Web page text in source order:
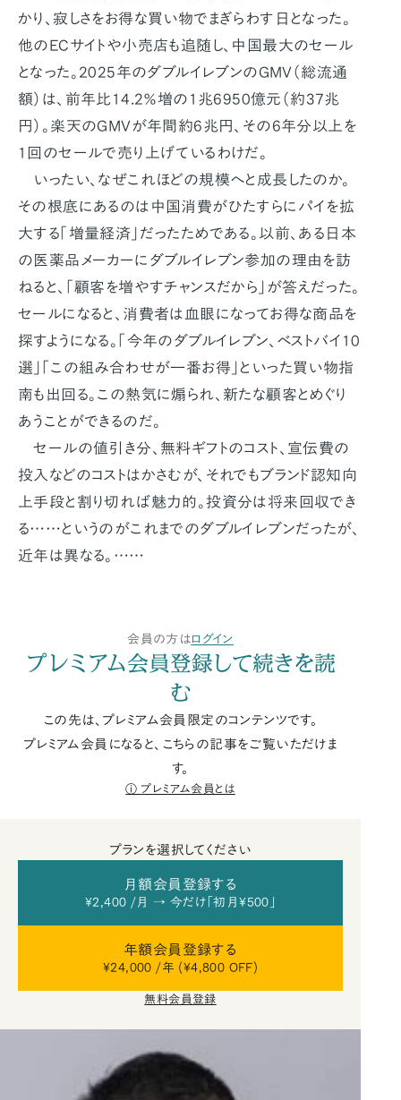
かり、寂しさをお得な買い物でまぎらわす日となった。
他のECサイトや小売店も追随し、中国最大のセール
となった。2025年のダブルイレブンのGMV（総流通
額）は、前年比14.2％増の1兆6950億元（約37兆
円）。楽天のGMVが年間約6兆円、その6年分以上を
1回のセールで売り上げているわけだ。
いったい、なぜこれほどの規模へと成長したのか。
その根底にあるのは中国消費がひたすらにパイを拡
大する「増量経済」だったためである。以前、ある日本
の医薬品メーカーにダブルイレブン参加の理由を訪
ねると、「顧客を増やすチャンスだから」が答えだった。
セールになると、消費者は血眼になってお得な商品を
探すようになる。「今年のダブルイレブン、ベストバイ10
選」「この組み合わせが一番お得」といった買い物指
南も出回る。この熱気に煽られ、新たな顧客とめぐり
あうことができるのだ。
セールの値引き分、無料ギフトのコスト、宣伝費の
投入などのコストはかさむが、それでもブランド認知向
上手段と割り切れば魅力的。投資分は将来回収でき
る……というのがこれまでのダブルイレブンだったが、
近年は異なる。……
会員の方はログイン
プレミアム会員登録して続きを読
む
この先は、プレミアム会員限定のコンテンツです。
プレミアム会員になると、こちらの記事をご覧いただけま
す。
プレミアム会員とは
プランを選択してください
月額会員登録する
¥2,400 /月 → 今だけ「初月¥500」
年額会員登録する
¥24,000 /年 (¥4,800 OFF)
無料会員登録